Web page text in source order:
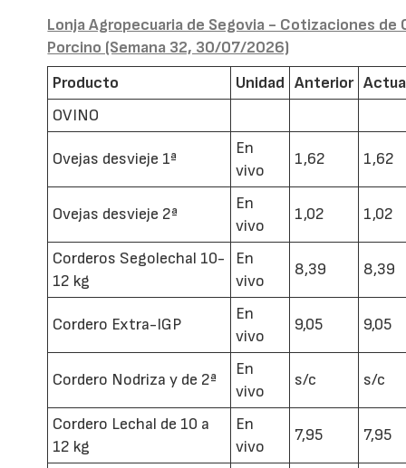
Lonja Agropecuaria de Segovia - Cotizaciones de
Porcino (Semana 32, 30/07/2026)
Producto
Unidad Anterior
OVINO
Ovejas desvieje 1ª
En
vivo
1,62 1,62
Ovejas desvieje 2ª
En
vivo
1,02 1,02
Corderos Segolechal 10-
12 kg
En
vivo
8,39 8,39
Cordero Extra-IGP
En
vivo
9,05 9,05
Cordero Nodriza y de 2ª
En
vivo
s/c s/c
Cordero Lechal de 10 a
12 kg
En
vivo
7,95 7,95